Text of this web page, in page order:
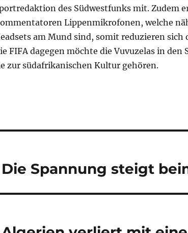
des Südwestfunks mit. Zudem
Lippenmikrofonen, welche
am Mund sind, somit reduzieren sich
FIFA dagegen möchte die Vuvuzelas in
zur südafrikanischen Kultur gehören.
Spannung steigt